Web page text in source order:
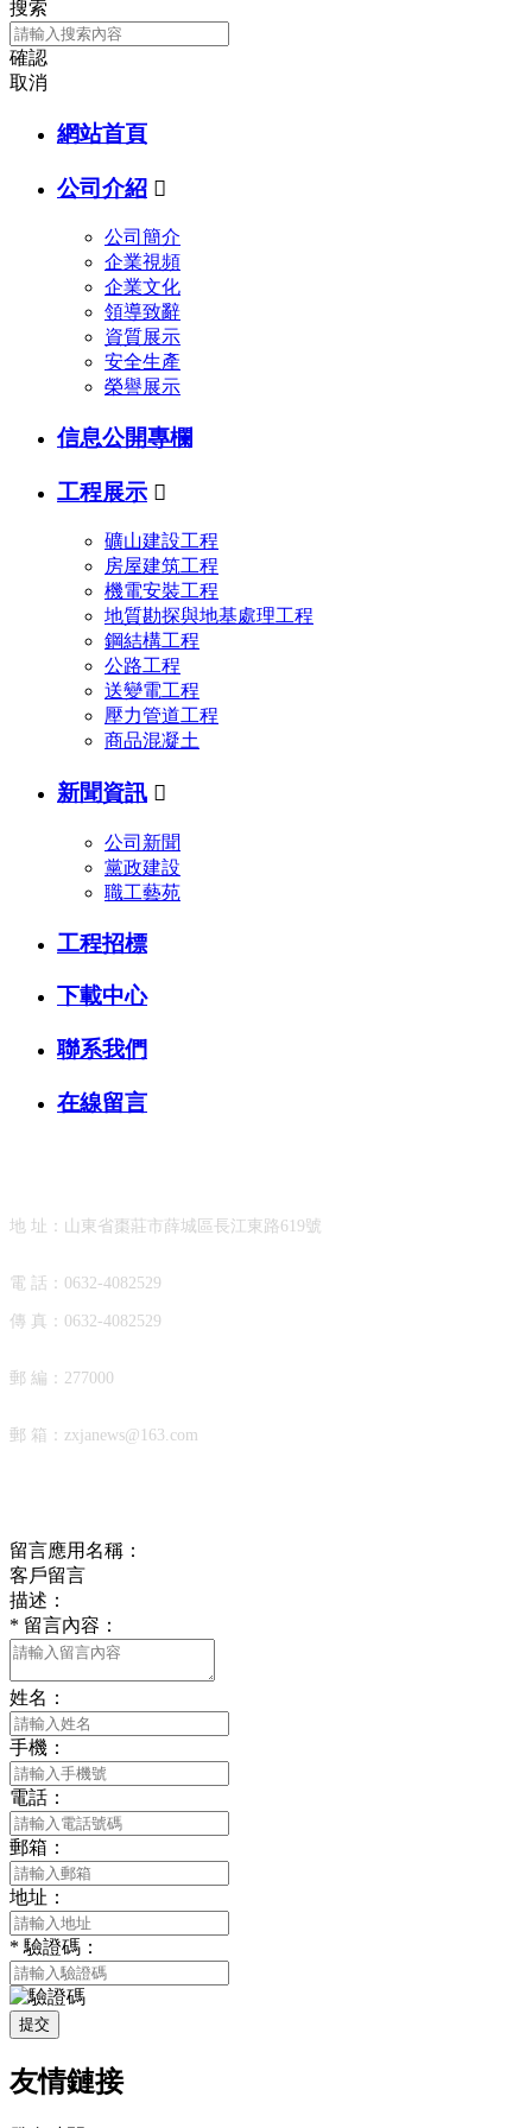
搜索
確認
取消
網站首頁
公司介紹 
公司簡介
企業視頻
企業文化
領導致辭
資質展示
安全生產
榮譽展示
信息公開專欄
工程展示 
礦山建設工程
房屋建筑工程
機電安裝工程
地質勘探與地基處理工程
鋼結構工程
公路工程
送變電工程
壓力管道工程
商品混凝土
新聞資訊 
公司新聞
黨政建設
職工藝苑
工程招標
下載中心
聯系我們
在線留言
地 址：山東省棗莊市薛城區長江東路619號
電 話： 0632-4082529
傳 真： 0632-4082529
郵 編：277000
郵 箱： zxjanews@163.com
留言應用名稱：
客戶留言
描述：
* 留言內容：
姓名：
手機：
電話：
郵箱：
地址：
* 驗證碼：
提交
友情鏈接